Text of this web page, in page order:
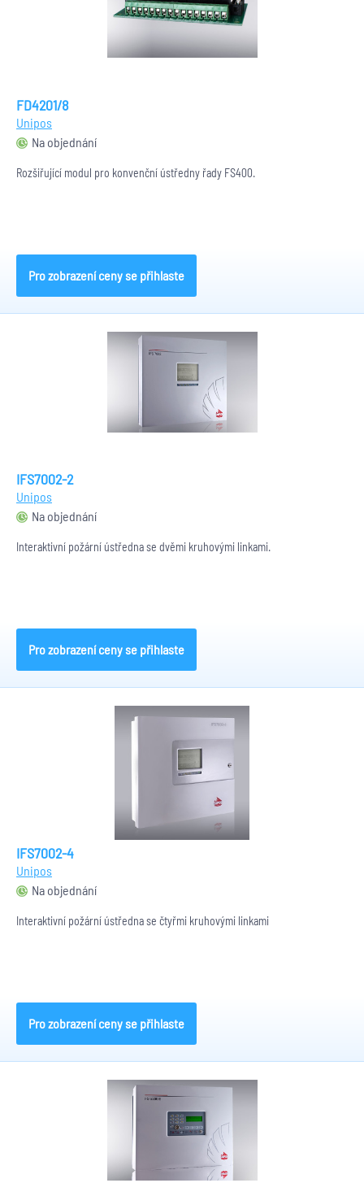
FD4201/8
Unipos
Na objednání
Rozšiřující modul pro konvenční ústředny řady FS400.
Pro zobrazení ceny se přihlaste
IFS7002-2
Unipos
Na objednání
Interaktivní požární ústředna se dvěmi kruhovými linkami.
Pro zobrazení ceny se přihlaste
IFS7002-4
Unipos
Na objednání
Interaktivní požární ústředna se čtyřmi kruhovými linkami
Pro zobrazení ceny se přihlaste